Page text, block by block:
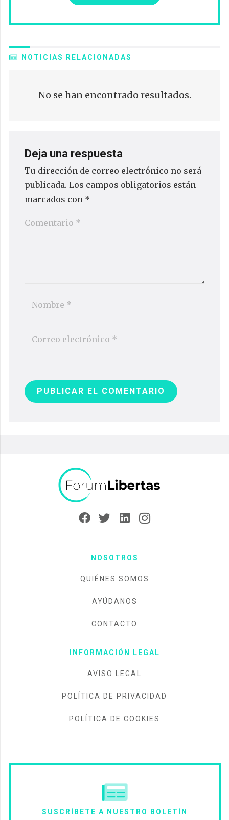
NOTICIAS RELACIONADAS
No se han encontrado resultados.
Deja una respuesta
Tu dirección de correo electrónico no será
publicada. Los campos obligatorios están
marcados con *
PUBLICAR EL COMENTARIO
NOSOTROS
QUIÉNES SOMOS
AYÚDANOS
CONTACTO
INFORMACIÓN LEGAL
AVISO LEGAL
POLÍTICA DE PRIVACIDAD
POLÍTICA DE COOKIES
SUSCRÍBETE A NUESTRO BOLETÍN